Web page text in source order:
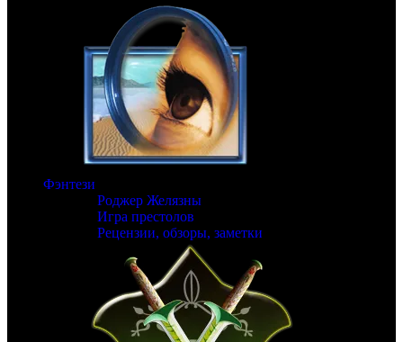
Фэнтези
Роджер Желязны
Игра престолов
Рецензии, обзоры, заметки